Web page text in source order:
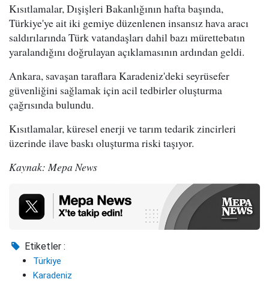
Kısıtlamalar, Dışişleri Bakanlığının hafta başında,
Türkiye'ye ait iki gemiye düzenlenen insansız hava aracı
saldırılarında Türk vatandaşları dahil bazı mürettebatın
yaralandığını doğrulayan açıklamasının ardından geldi.
Ankara, savaşan taraflara Karadeniz'deki seyrüsefer
güvenliğini sağlamak için acil tedbirler oluşturma
çağrısında bulundu.
Kısıtlamalar, küresel enerji ve tarım tedarik zincirleri
üzerinde ilave baskı oluşturma riski taşıyor.
Kaynak: Mepa News
Etiketler :
Türkiye
Karadeniz